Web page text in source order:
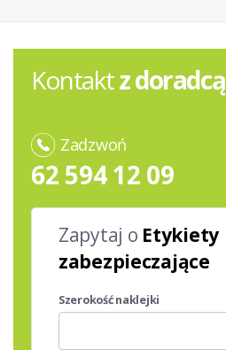
Kontaktz doradcą
Zadzwoń
62 594 12 09
Zapytaj o Etykiety
zabezpieczające
Szerokość naklejki